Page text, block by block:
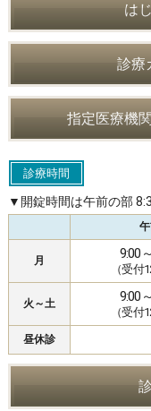
は
診療
指定医療機
診療時間
▼開錠時間は午前の部
月 9:00
（受付
火～土 9:00
（受付
昼休診